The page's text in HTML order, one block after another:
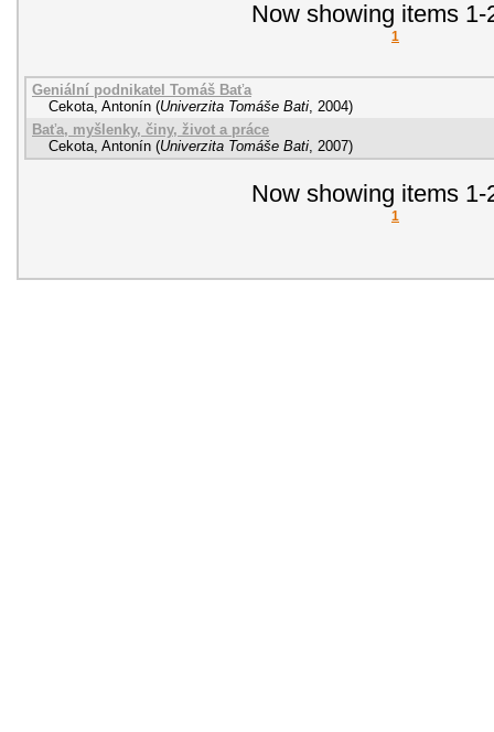
Now showing items 1-
1
Geniální podnikatel Tomáš Baťa
Cekota, Antonín (Univerzita Tomáše Bati, 2004)
Baťa, myšlenky, činy, život a práce
Cekota, Antonín (Univerzita Tomáše Bati, 2007)
Now showing items 1-
1